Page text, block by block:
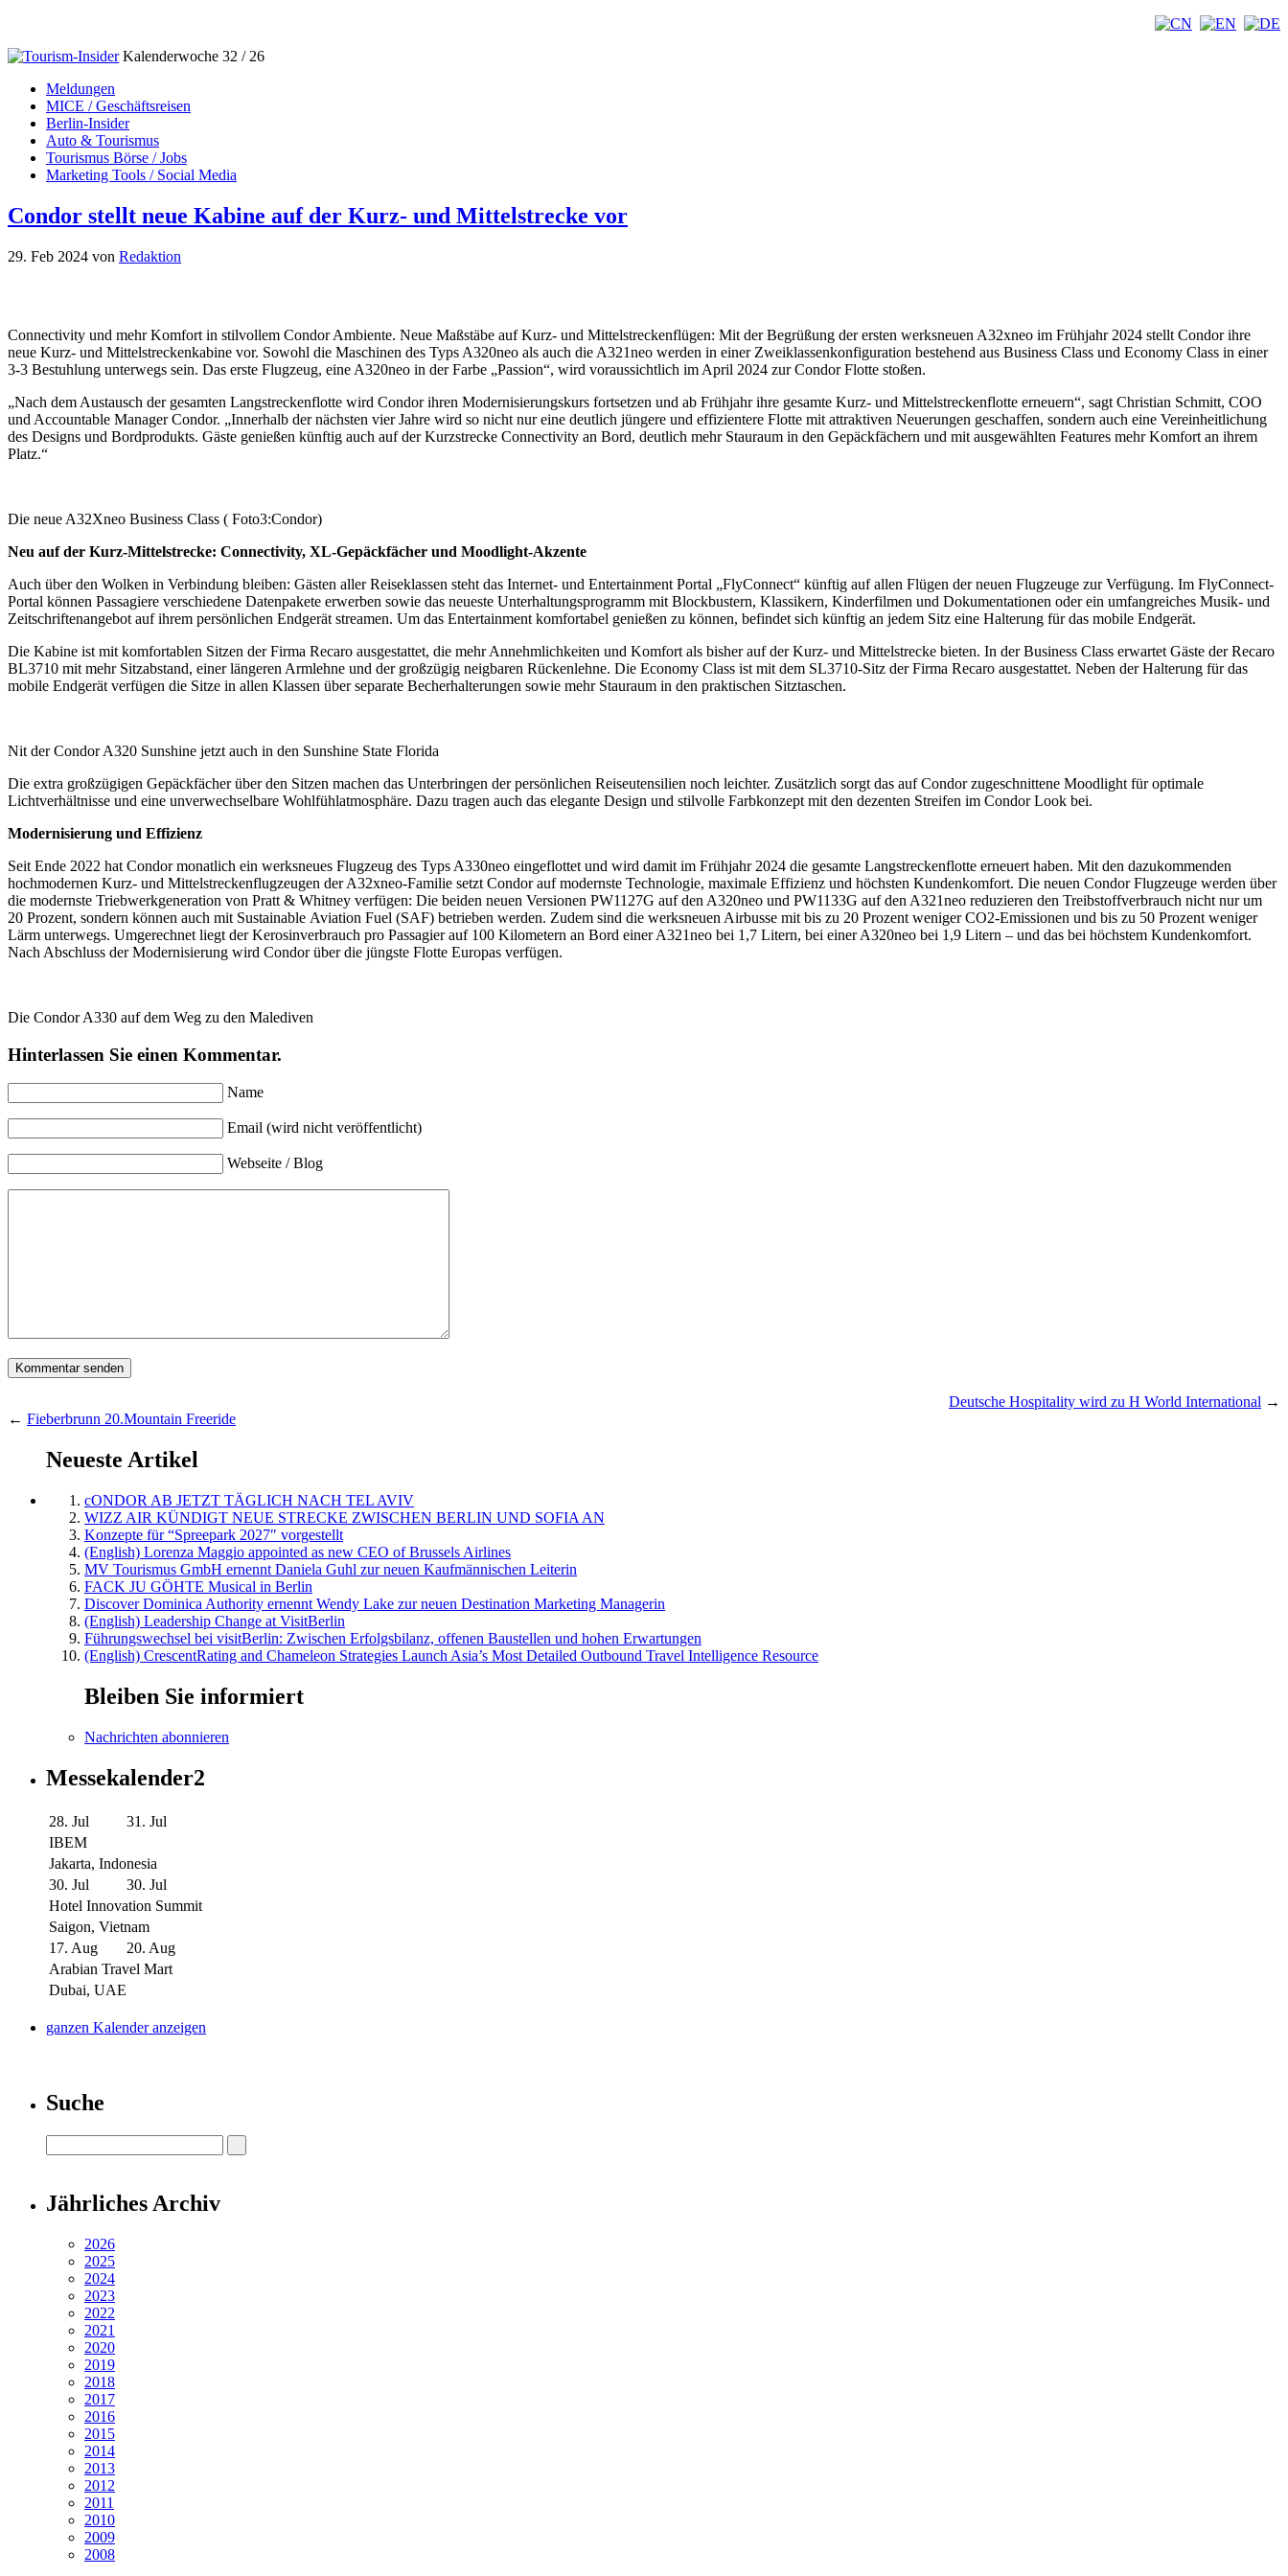
Kalenderwoche 32 / 26
Meldungen
MICE / Geschäftsreisen
Berlin-Insider
Auto & Tourismus
Tourismus Börse / Jobs
Marketing Tools / Social Media
Condor stellt neue Kabine auf der Kurz- und Mittelstrecke vor
29. Feb 2024 von Redaktion
Connectivity und mehr Komfort in stilvollem Condor Ambiente. Neue Maßstäbe auf Kurz- und Mittelstreckenflügen: Mit der Begrüßung der ersten werksneuen A32xneo im Frühjahr 2024 stellt Condor ihre
neue Kurz- und Mittelstreckenkabine vor. Sowohl die Maschinen des Typs A320neo als auch die A321neo werden in einer Zweiklassenkonfiguration bestehend aus Business Class und Economy Class in einer
3-3 Bestuhlung unterwegs sein. Das erste Flugzeug, eine A320neo in der Farbe „Passion“, wird voraussichtlich im April 2024 zur Condor Flotte stoßen.
„Nach dem Austausch der gesamten Langstreckenflotte wird Condor ihren Modernisierungskurs fortsetzen und ab Frühjahr ihre gesamte Kurz- und Mittelstreckenflotte erneuern“, sagt Christian Schmitt, COO
und Accountable Manager Condor. „Innerhalb der nächsten vier Jahre wird so nicht nur eine deutlich jüngere und effizientere Flotte mit attraktiven Neuerungen geschaffen, sondern auch eine Vereinheitlichung
des Designs und Bordprodukts. Gäste genießen künftig auch auf der Kurzstrecke Connectivity an Bord, deutlich mehr Stauraum in den Gepäckfächern und mit ausgewählten Features mehr Komfort an ihrem
Platz.“
Die neue A32Xneo Business Class ( Foto3:Condor)
Neu auf der Kurz-Mittelstrecke: Connectivity, XL-Gepäckfächer und Moodlight-Akzente
Auch über den Wolken in Verbindung bleiben: Gästen aller Reiseklassen steht das Internet- und Entertainment Portal „FlyConnect“ künftig auf allen Flügen der neuen Flugzeuge zur Verfügung. Im FlyConnect-
Portal können Passagiere verschiedene Datenpakete erwerben sowie das neueste Unterhaltungsprogramm mit Blockbustern, Klassikern, Kinderfilmen und Dokumentationen oder ein umfangreiches Musik- und
Zeitschriftenangebot auf ihrem persönlichen Endgerät streamen. Um das Entertainment komfortabel genießen zu können, befindet sich künftig an jedem Sitz eine Halterung für das mobile Endgerät.
Die Kabine ist mit komfortablen Sitzen der Firma Recaro ausgestattet, die mehr Annehmlichkeiten und Komfort als bisher auf der Kurz- und Mittelstrecke bieten. In der Business Class erwartet Gäste der Recaro
BL3710 mit mehr Sitzabstand, einer längeren Armlehne und der großzügig neigbaren Rückenlehne. Die Economy Class ist mit dem SL3710-Sitz der Firma Recaro ausgestattet. Neben der Halterung für das
mobile Endgerät verfügen die Sitze in allen Klassen über separate Becherhalterungen sowie mehr Stauraum in den praktischen Sitztaschen.
Nit der Condor A320 Sunshine jetzt auch in den Sunshine State Florida
Die extra großzügigen Gepäckfächer über den Sitzen machen das Unterbringen der persönlichen Reiseutensilien noch leichter. Zusätzlich sorgt das auf Condor zugeschnittene Moodlight für optimale
Lichtverhältnisse und eine unverwechselbare Wohlfühlatmosphäre. Dazu tragen auch das elegante Design und stilvolle Farbkonzept mit den dezenten Streifen im Condor Look bei.
Modernisierung und Effizienz
Seit Ende 2022 hat Condor monatlich ein werksneues Flugzeug des Typs A330neo eingeflottet und wird damit im Frühjahr 2024 die gesamte Langstreckenflotte erneuert haben. Mit den dazukommenden
hochmodernen Kurz- und Mittelstreckenflugzeugen der A32xneo-Familie setzt Condor auf modernste Technologie, maximale Effizienz und höchsten Kundenkomfort. Die neuen Condor Flugzeuge werden über
die modernste Triebwerkgeneration von Pratt & Whitney verfügen: Die beiden neuen Versionen PW1127G auf den A320neo und PW1133G auf den A321neo reduzieren den Treibstoffverbrauch nicht nur um
20 Prozent, sondern können auch mit Sustainable Aviation Fuel (SAF) betrieben werden. Zudem sind die werksneuen Airbusse mit bis zu 20 Prozent weniger CO2-Emissionen und bis zu 50 Prozent weniger
Lärm unterwegs. Umgerechnet liegt der Kerosinverbrauch pro Passagier auf 100 Kilometern an Bord einer A321neo bei 1,7 Litern, bei einer A320neo bei 1,9 Litern – und das bei höchstem Kundenkomfort.
Nach Abschluss der Modernisierung wird Condor über die jüngste Flotte Europas verfügen.
Die Condor A330 auf dem Weg zu den Malediven
Hinterlassen Sie einen Kommentar.
Name
Email (wird nicht veröffentlicht)
Webseite / Blog
Deutsche Hospitality wird zu H World International →
← Fieberbrunn 20.Mountain Freeride
Neueste Artikel
cONDOR AB JETZT TÄGLICH NACH TEL AVIV
WIZZ AIR KÜNDIGT NEUE STRECKE ZWISCHEN BERLIN UND SOFIA AN
Konzepte für “Spreepark 2027″ vorgestellt
(English) Lorenza Maggio appointed as new CEO of Brussels Airlines
MV Tourismus GmbH ernennt Daniela Guhl zur neuen Kaufmännischen Leiterin
FACK JU GÖHTE Musical in Berlin
Discover Dominica Authority ernennt Wendy Lake zur neuen Destination Marketing Managerin
(English) Leadership Change at VisitBerlin
Führungswechsel bei visitBerlin: Zwischen Erfolgsbilanz, offenen Baustellen und hohen Erwartungen
(English) CrescentRating and Chameleon Strategies Launch Asia’s Most Detailed Outbound Travel Intelligence Resource
Bleiben Sie informiert
Nachrichten abonnieren
Messekalender2
28. Jul
31. Jul
IBEM
Jakarta, Indonesia
30. Jul
30. Jul
Hotel Innovation Summit
Saigon, Vietnam
17. Aug
20. Aug
Arabian Travel Mart
Dubai, UAE
ganzen Kalender anzeigen
Suche
Jährliches Archiv
2026
2025
2024
2023
2022
2021
2020
2019
2018
2017
2016
2015
2014
2013
2012
2011
2010
2009
2008